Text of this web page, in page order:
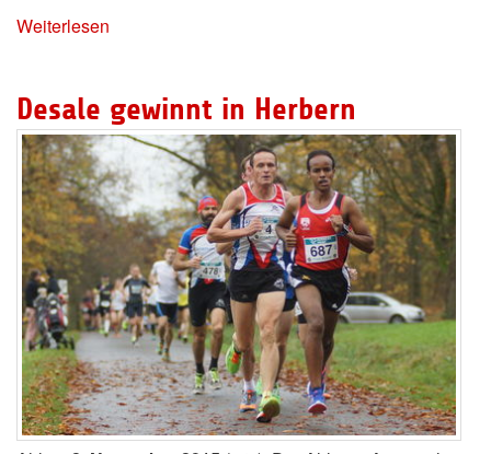
Weiterlesen
Desale gewinnt in Herbern